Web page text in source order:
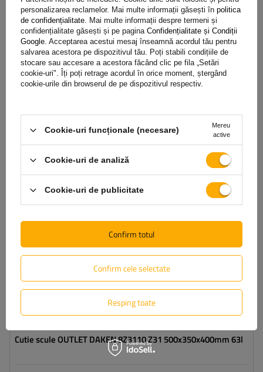
DAKEN cutie de scule 8Z3110 Z31 500x350x400mm 63l
805,49 RONbrut
Produs disponibil in cantități mari Expediem pe data de
în coș
Cutie scule OUTLET DAKEN 8Z3110 Z31 500x350x400mm 63l
Capacitate cutie:
Lungimea cutiei:
500 mm
Înălțimea cutiei:
350 mm
personalizarea reclamelor. Mai multe informații găsești în politica
de confidențialitate. Mai multe informații despre termeni și
confidențialitate găsești și pe pagina Confidențialitate și Condiții
Google. Acceptarea acestui mesaj înseamnă acordul tău pentru
salvarea acestora pe dispozitivul tău. Poți stabili condițiile de
stocare sau accesare a acestora făcând clic pe fila „Setări
cookie-uri". Îți poți retrage acordul în orice moment, ștergând
cookie-urile din browserul de pe dispozitivul respectiv.
Cookie-uri funcționale (necesare)
Mereu
active
Cookie-uri de analiză
Cookie-uri de publicitate
Confirm cele selectate
Resping toate
Confirm totul